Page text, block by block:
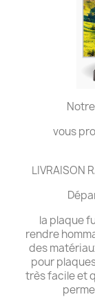
vous
LIVRAISON
la plaque
rendre
des
pour
très facile et